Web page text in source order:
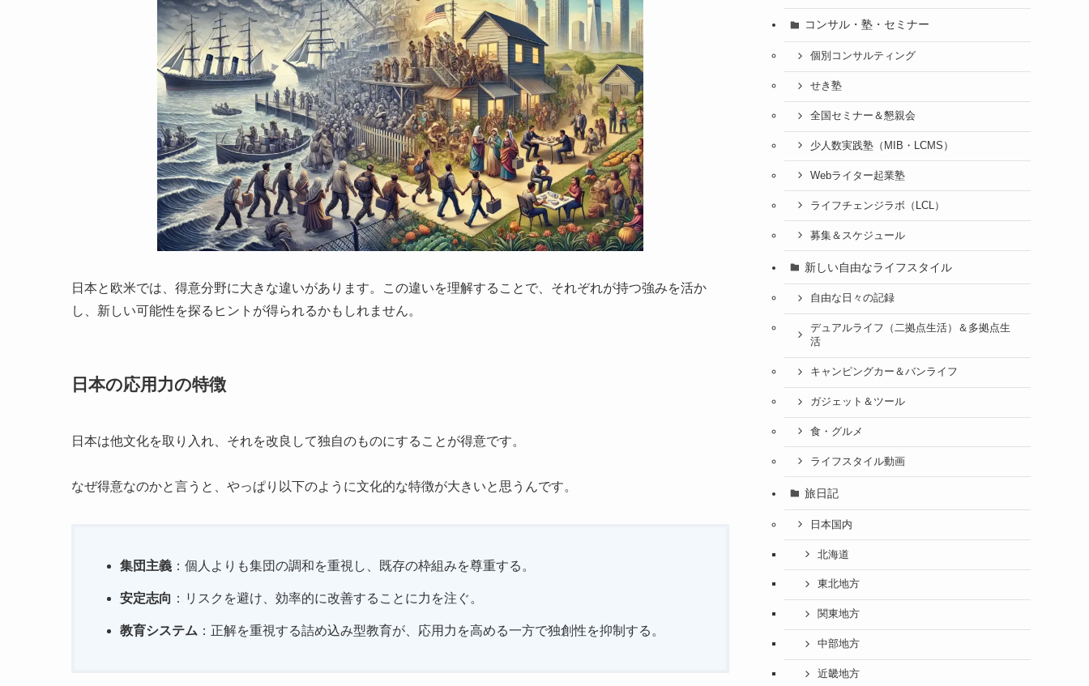
日本と欧米では、得意分野に大きな違いがあります。この違いを理解することで、それぞれが持つ強みを活か
し、新しい可能性を探るヒントが得られるかもしれません。
日本の応用力の特徴
日本は他文化を取り入れ、それを改良して独自のものにすることが得意です。
なぜ得意なのかと言うと、やっぱり以下のように文化的な特徴が大きいと思うんです。
集団主義 ：個人よりも集団の調和を重視し、既存の枠組みを尊重する。
安定志向 ：リスクを避け、効率的に改善することに力を注ぐ。
教育システム ：正解を重視する詰め込み型教育が、応用力を高める一方で独創性を抑制する。
コンサル・塾・セミナー
個別コンサルティング
せき塾
全国セミナー＆懇親会
少人数実践塾（MIB・LCMS）
Webライター起業塾
ライフチェンジラボ（LCL）
募集＆スケジュール
新しい自由なライフスタイル
自由な日々の記録
デュアルライフ（二拠点生活）＆多拠点生
活
キャンピングカー＆バンライフ
ガジェット＆ツール
食・グルメ
ライフスタイル動画
旅日記
日本国内
北海道
東北地方
関東地方
中部地方
近畿地方